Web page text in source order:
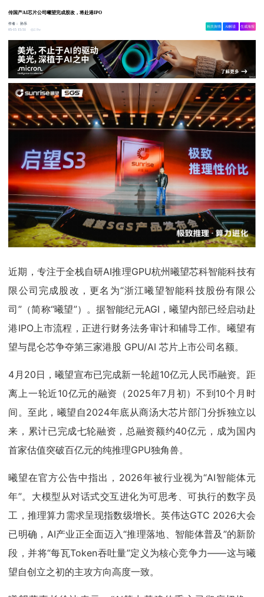
传国产AI芯片公司曦望完成股改，将赴港IPO
作者：孙乐
05-15 15:51
2.8w
相关舆情 AI解读 生成海报
近期，专注于全栈自研AI推理GPU杭州曦望芯科智能科技有
限公司完成股改，更名为“浙江曦望智能科技股份有限公
司”（简称“曦望”）。据智能纪元AGI，曦望内部已经启动赴
港IPO上市流程，正进行财务法务审计和辅导工作。曦望有
望与昆仑芯争夺第三家港股 GPU/AI 芯片上市公司名额。
4月20日，曦望宣布已完成新一轮超10亿元人民币融资。距
离上一轮近10亿元的融资（2025年7月初）不到10个月时
间。至此，曦望自2024年底从商汤大芯片部门分拆独立以
来，累计已完成七轮融资，总融资额约40亿元，成为国内
首家估值突破百亿元的纯推理GPU独角兽。
曦望在官方公告中指出，2026年被行业视为“AI智能体元
年”。大模型从对话式交互进化为可思考、可执行的数字员
工，推理算力需求呈现指数级增长。英伟达GTC 2026大会
已明确，AI产业正全面迈入“推理落地、智能体普及”的新阶
段，并将“每瓦Token吞吐量”定义为核心竞争力——这与曦
望自创立之初的主攻方向高度一致。